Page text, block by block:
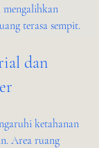
terasa sempit.
dan
ketahanan
Area ruang